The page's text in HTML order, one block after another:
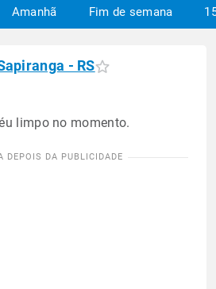
Amanhã Fim de semana
- RS
limpo no momento.